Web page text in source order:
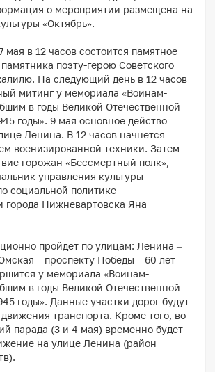
о мероприятии размещена на
«Октябрь».
мая в 12 часов состоится памятное
поэту-герою Советского
На следующий день в 12 часов
митинг у мемориала «Воинам-
в годы Великой Отечественной
годы». 9 мая основное действо
Ленина. В 12 часов начнется
военизированной техники. Затем
горожан «Бессмертный полк», -
управления культуры
социальной политике
города Нижневартовска Яна
пройдет по улицам: Ленина –
– проспекту Победы – 60 лет
у мемориала «Воинам-
в годы Великой Отечественной
годы». Данные участки дорог будут
транспорта. Кроме того, во
парада (3 и 4 мая) временно будет
на улице Ленина (район